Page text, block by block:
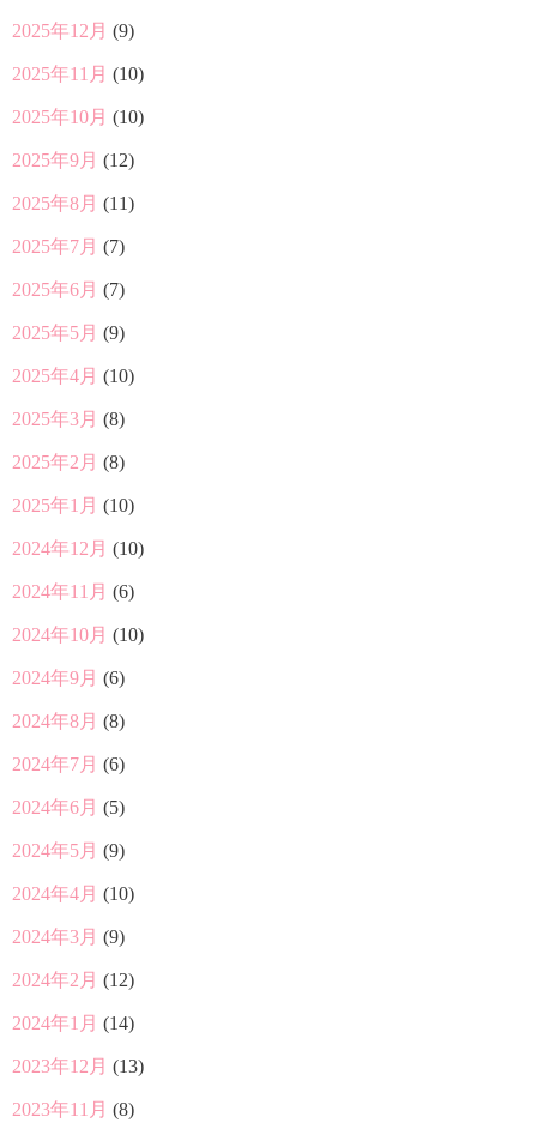
2025年12月 (9)
2025年11月 (10)
2025年10月 (10)
2025年9月 (12)
2025年8月 (11)
2025年7月 (7)
2025年6月 (7)
2025年5月 (9)
2025年4月 (10)
2025年3月 (8)
2025年2月 (8)
2025年1月 (10)
2024年12月 (10)
2024年11月 (6)
2024年10月 (10)
2024年9月 (6)
2024年8月 (8)
2024年7月 (6)
2024年6月 (5)
2024年5月 (9)
2024年4月 (10)
2024年3月 (9)
2024年2月 (12)
2024年1月 (14)
2023年12月 (13)
2023年11月 (8)